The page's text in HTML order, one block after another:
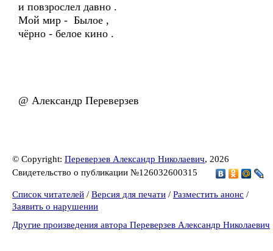
и повзрослел давно .
Мой мир - Былое ,
чёрно - белое кино .
@ Александр Переверзев
© Copyright: Переверзев Александр Николаевич, 2026
Свидетельство о публикации №126032600315
Список читателей / Версия для печати / Разместить анонс /
Заявить о нарушении
Другие произведения автора Переверзев Александр Николаевич